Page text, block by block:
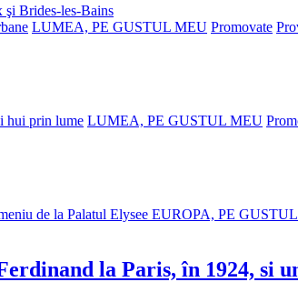
şi Brides-les-Bains
LUMEA, PE GUSTUL MEU Promovate
hui prin lume LUMEA, PE GUSTUL MEU
EUROPA, PE
la Paris, în 1924, si